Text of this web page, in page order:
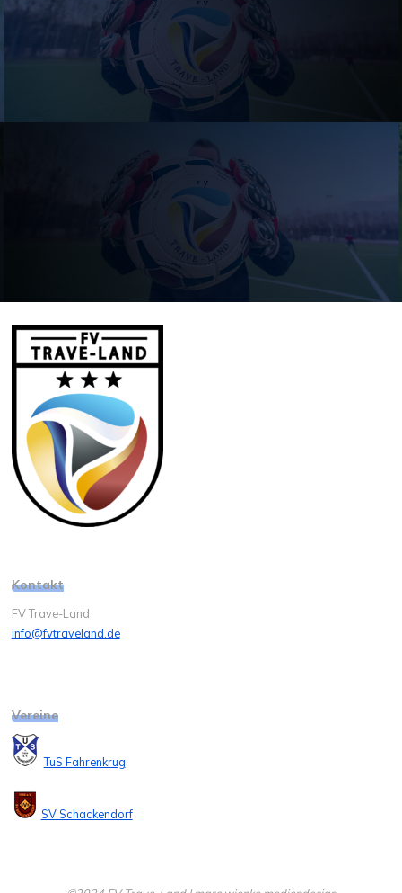
Kontakt
FV Trave-Land
info@fvtraveland.de
Vereine
TuS Fahrenkrug
SV Schackendorf